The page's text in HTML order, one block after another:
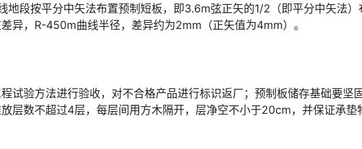
地段按平分中矢法布置预制短板，即3.6m弦正矢的1/2（即平分中矢法）
异，R-450m曲线半径，差异约为2mm（正矢值为4mm）。󠅅󠅃󠄵󠅂󠄪󠇖󠆨󠆨󠇕󠆞󠆒󠅬󠇘󠆭󠆘󠇙󠆝󠅵󠇗󠆭󠆁󠄐󠇗󠅹󠅸󠇖󠆍󠅳󠇖󠅹󠅰󠇖󠆌󠅹
试验方法进行验收，对不合格产品进行标识返厂；预制板储存基础要坚固
层数不超过4层，每层间用方木隔开，层净空不小于20cm，并保证承垫